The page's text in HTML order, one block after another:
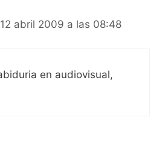
abril 2009 a las 08:48
en audiovisual,